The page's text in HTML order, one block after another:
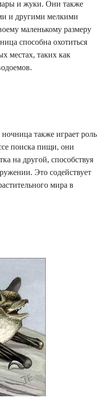
и жуки. Они также
и другими мелкими
маленькому размеру
способна охотиться
местах, таких как
также играет роль
поиска пищи, они
на другой, способствуя
Это содействует
мира в